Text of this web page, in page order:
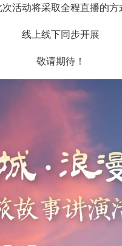
次活动将采取全程直播的方
线上线下同步开展
敬请期待！